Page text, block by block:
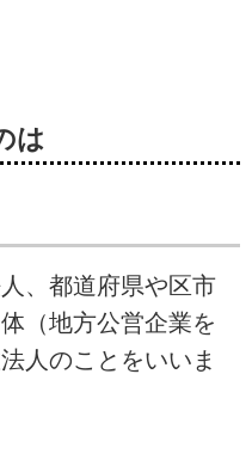
は
、都道府県や区市
（地方公営企業を
人のことをいいま